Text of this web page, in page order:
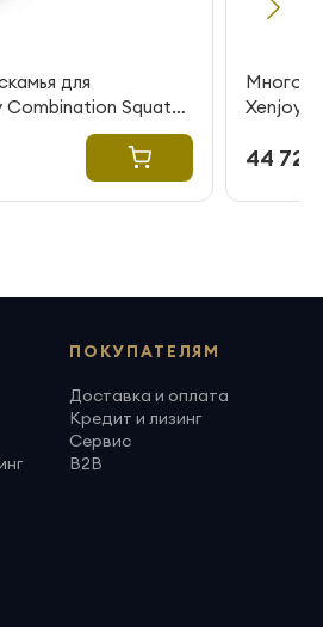
для
Combination Squat
Xenjoy
44 729
ПОКУПАТЕЛЯМ
Доставка и оплата
Кредит и лизинг
Сервис
B2B